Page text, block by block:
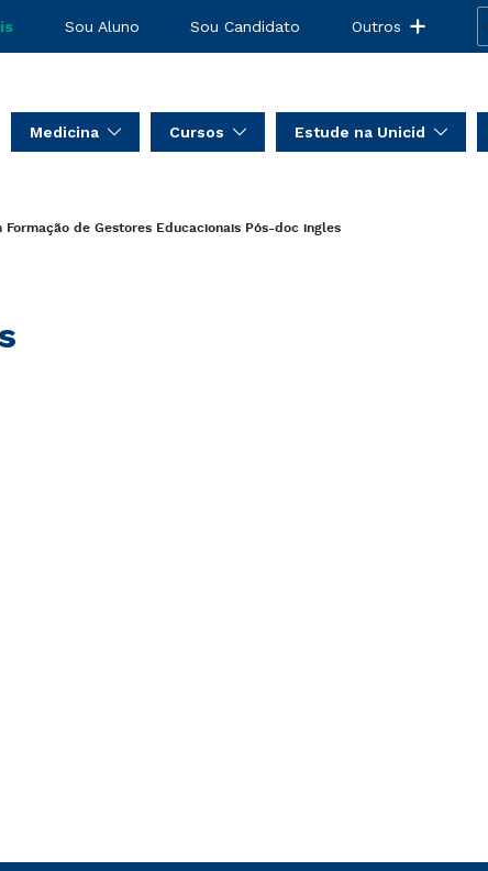
Sou Aluno Sou Candidato Outros
Medicina Cursos Estude na Unicid
de Gestores Educacionais Pós-doc ingles